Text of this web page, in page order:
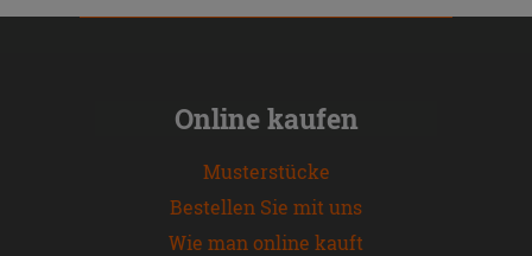
Online kaufen
Musterstücke
Bestellen Sie mit uns
Wie man online kauft